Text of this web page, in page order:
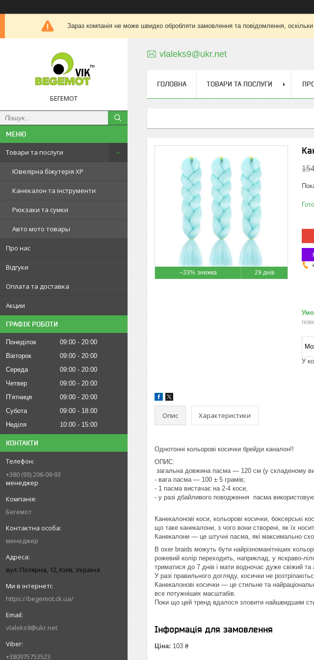
Зараз компанія не може швидко обробляти замовлення та повідомлення,
БЕГЕМОТ
Товари та послуги
Ювелірна біжутерія XP
Канекалон та інструменти
Рюкзаки та сумки
Авто мото товары
Про нас
Відгуки
Оплата та доставка
Акции
ГРАФІК РОБОТИ
Понеділок 09:00
20:00
Вівторок
09:00
20:00
Середа
09:00
20:00
Четвер
09:00
20:00
Пʼятниця
09:00
20:00
Субота
09:00
18:00
Неділя
10:00 15:00
КОНТАКТИ
+380 (93) 206-09-93
менеджер
Бегемот
менеджер
вул. Полярна, 12, Київ, Україна
https://begemot.ck.ua/
vlaleks9@ukr.net
+380975753523
vlaleks9@ukr.net
ГОЛОВНА ТОВАРИ ТА ПОСЛУГИ
–33% 29 днів
У
Опис Характеристики
Однотонні кольорові косички брейди каналон!!
ОПИС:
загальна довжина пасма — 120 см (у складеному
- вага пасма — 100 ± 5 грамів;
- 1 пасма вистачає на 2-4 коси,
- у разі дбайливого поводження пасма
Канекалонові коси, кольорові косички, боксерські
що таке канекалони, з чого вони створені, як їх
Канекалони — це штучні пасма, які максимально
B oxer braids можуть бути найрізноманітніших
рожевий колір переходить, наприклад, у яскраво-
триматися до 7 днів і мати водночас дуже свіжий
У разі правильного догляду, косички не
Канекалонові косички — це стильне та
все потужніших масштабів.
Поки що цей тренд вдалося зловити найшвидшим
Інформація для замовлення
Ціна: 103 ₴